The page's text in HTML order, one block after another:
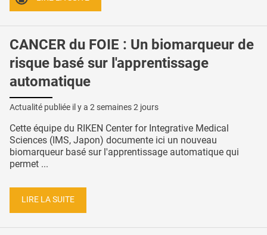
CANCER du FOIE : Un biomarqueur de
risque basé sur l'apprentissage
automatique
Actualité publiée il y a 2 semaines 2 jours
Cette équipe du RIKEN Center for Integrative Medical
Sciences (IMS, Japon) documente ici un nouveau
biomarqueur basé sur l'apprentissage automatique qui
permet ...
LIRE LA SUITE